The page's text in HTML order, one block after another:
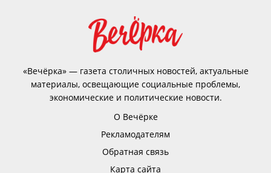
«Вечёрка» — газета столичных новостей, актуальные
материалы, освещающие социальные проблемы,
экономические и политические новости.
О Вечёрке
Рекламодателям
Обратная связь
Карта сайта